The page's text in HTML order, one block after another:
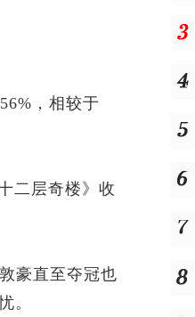
，相较于
二层奇楼》收
豪直至夺冠也
。